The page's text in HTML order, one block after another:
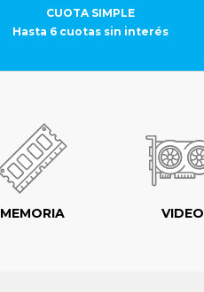
CUOTA SIMPLE
Hasta 6 cuotas sin interés
MEMORIA VIDEO